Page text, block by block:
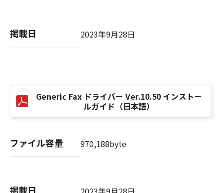
2.101 (Oct 1995), consisting of "commercial
computer software" and "commercial
227.7202-1 through 227.7202-4 (June 1995),
all U.S. Government End Users shall acquire
the SOFTWARE with only those rights set
Inc./30-2, Shimomaruko 3-chome, Ohta-ku,
Tokyo 146-8501, Japan.
本条項中で使用される"the SOFTWARE"とは、
掲載日 2023年9月28日
Generic Fax ドライバー Ver.10.50 インストー
ルガイド（日本語）
ファイル容量 970,188byte
掲載日